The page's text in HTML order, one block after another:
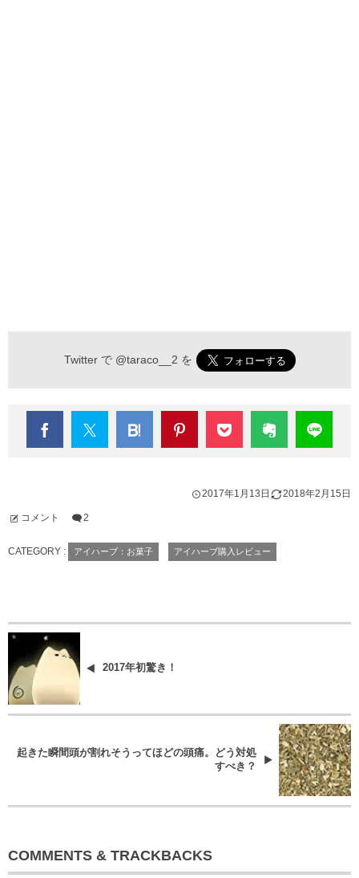
Twitter で @taraco__2 を
2017年1月13日 2018年2月15日
コメント 2
CATEGORY : アイハーブ：お菓子 アイハーブ購入レビュー
2017年初驚き！
起きた瞬間頭が割れそうってほどの頭痛。どう対処
すべき？
COMMENTS & TRACKBACKS